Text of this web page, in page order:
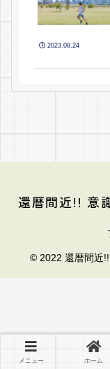
2023.08.24
還暦間近!! 意
© 2022 還暦間近
メニュー ホーム